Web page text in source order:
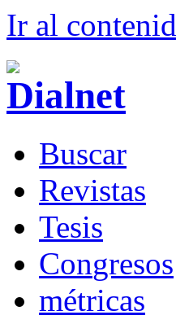
Ir al contenid
Buscar
Revistas
Tesis
Congresos
métricas